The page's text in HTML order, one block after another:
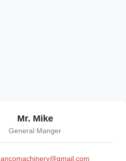
Mr. Mike
General Manger
ancomachinery@gmail.com